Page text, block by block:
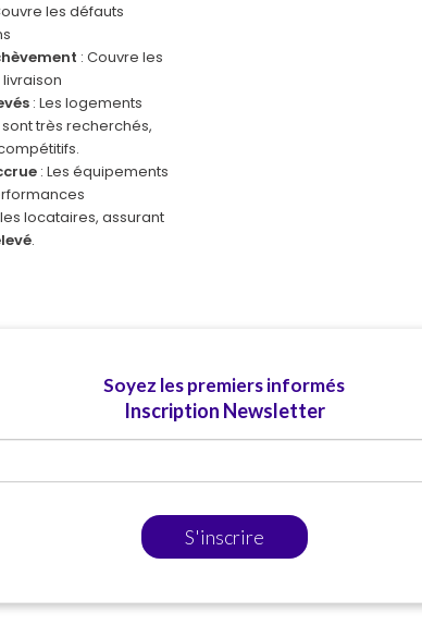
les défauts
: Couvre les
: Les logements
très recherchés,
: Les équipements
locataires, assurant
.
Soyez les premiers informés
Inscription Newsletter
S'inscrire